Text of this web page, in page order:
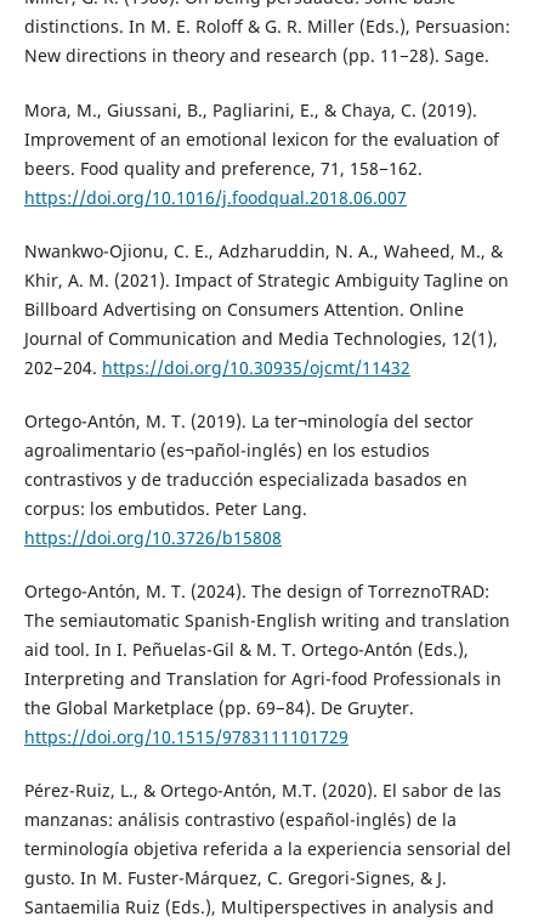
distinctions. In M. E. Roloff & G. R. Miller (Eds.), Persuasion:
New directions in theory and research (pp. 11−28). Sage.
Mora, M., Giussani, B., Pagliarini, E., & Chaya, C. (2019).
Improvement of an emotional lexicon for the evaluation of
beers. Food quality and preference, 71, 158−162.
https://doi.org/10.1016/j.foodqual.2018.06.007
Nwankwo-Ojionu, C. E., Adzharuddin, N. A., Waheed, M., &
Khir, A. M. (2021). Impact of Strategic Ambiguity Tagline on
Billboard Advertising on Consumers Attention. Online
Journal of Communication and Media Technologies, 12(1),
202−204. https://doi.org/10.30935/ojcmt/11432
Ortego-Antón, M. T. (2019). La ter¬minología del sector
agroalimentario (es¬pañol-inglés) en los estudios
contrastivos y de traducción especializada basados en
corpus: los embutidos. Peter Lang.
https://doi.org/10.3726/b15808
Ortego-Antón, M. T. (2024). The design of TorreznoTRAD:
The semiautomatic Spanish-English writing and translation
aid tool. In I. Peñuelas-Gil & M. T. Ortego-Antón (Eds.),
Interpreting and Translation for Agri-food Professionals in
the Global Marketplace (pp. 69−84). De Gruyter.
https://doi.org/10.1515/9783111101729
Pérez-Ruiz, L., & Ortego-Antón, M.T. (2020). El sabor de las
manzanas: análisis contrastivo (español-inglés) de la
terminología objetiva referida a la experiencia sensorial del
gusto. In M. Fuster-Márquez, C. Gregori-Signes, & J.
Santaemilia Ruiz (Eds.), Multiperspectives in analysis and